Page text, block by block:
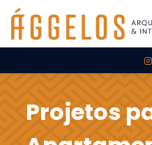
Projetos